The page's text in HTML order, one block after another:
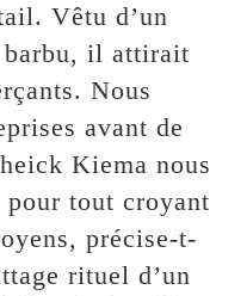
Vêtu d’un
barbu, il attirait
Nous
avant de
Kiema nous
tout croyant
précise-t-
rituel d’un